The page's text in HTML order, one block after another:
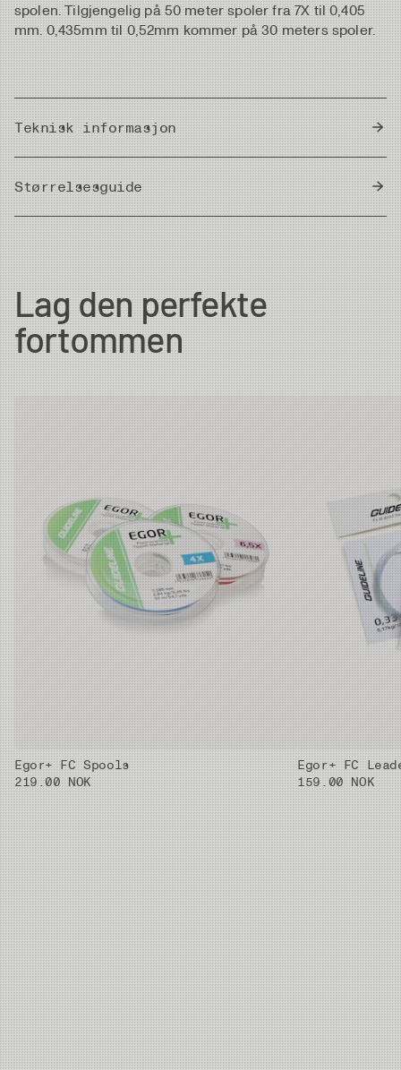
spolen. Tilgjengelig på 50 meter spoler fra 7X til 0,405
mm. 0,435mm til 0,52mm kommer på 30 meters spoler.
Teknisk informasjon
Country of Origin Japan
Størrelsesguide
Meter/Cm|Fot/Tum
Diameter Strength Length/Spool
7X 0.104 mm 1.09 kg 50m
6.5X 0.117 mm 1.3 kg 50m
0.165 mm 2.5 kg 50m
0.185 mm 2.84 kg
1X 0.26 mm 5.14 kg 50m
0X 0.285 mm 6.6 kg 50m
01X 0.33 mm 8.17 kg 50m
02X 0.37 mm 10.19 kg 50m
03X 0.405 mm 11.59 kg 50m
04X 0.435 mm 12.87 kg 30m
Lag den perfekte
fortommen
Egor+ FC Spools
219.00 NOK
Egor+ FC
159.00 NOK